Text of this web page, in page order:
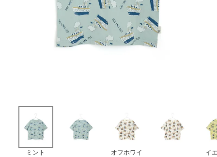
ミント
オフホワイ
イ